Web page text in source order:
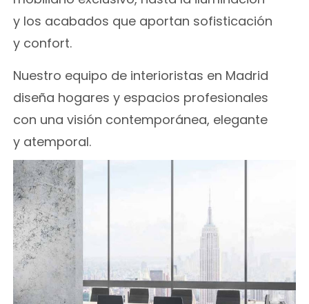
y los acabados que aportan sofisticación
y confort.
Nuestro equipo de interioristas en Madrid
diseña hogares y espacios profesionales
con una visión contemporánea, elegante
y atemporal.